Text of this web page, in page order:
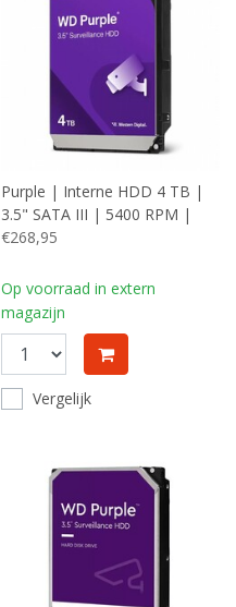
Purple | Interne HDD 4 TB |
3.5" SATA III | 5400 RPM |
128 MB Cache
€268,95
Op voorraad in extern
magazijn
Vergelijk